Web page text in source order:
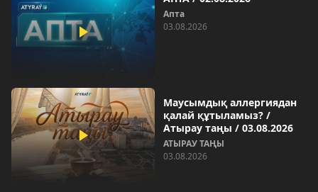
Aпта
03.08.2026
Маусымдық аллергиядан
қалай құтыламыз? /
Атырау таңы / 03.08.2026
АТЫРАУ ТАҢЫ
03.08.2026